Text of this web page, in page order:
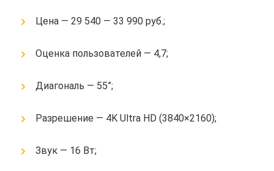
Цена — 29 540 — 33 990 руб.;
Оценка пользователей — 4,7;
Диагональ — 55”;
Разрешение — 4K Ultra HD (3840×2160);
Звук — 16 Вт;